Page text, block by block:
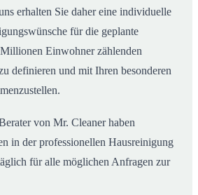
erhalten Sie daher eine individuelle
für die geplante
Einwohner zählenden
definieren und mit Ihren besonderen
von Mr. Cleaner haben
in der professionellen Hausreinigung
für alle möglichen Anfragen zur